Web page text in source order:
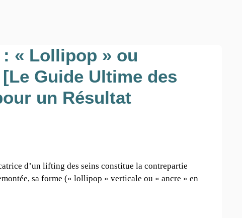
« Lollipop » ou
Guide Ultime des
un Résultat
d’un lifting des seins constitue la contrepartie
sa forme (« lollipop » verticale ou « ancre » en